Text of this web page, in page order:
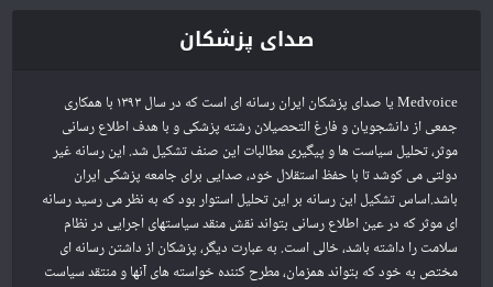
صدای پزشکان
Medvoice یا صدای پزشکان ایران رسانه ای است که در سال ۱۳۹۳ با همکاری
جمعی از دانشجویان و فارغ التحصیلان رشته پزشکی و با هدف اطلاع رسانی
موثر، تحلیل سیاست ها و پیگیری مطالبات این صنف تشکیل شد. این رسانه غیر
دولتی می کوشد تا با حفظ استقلال خود، صدایی برای جامعه پزشکی ایران
باشد.اساس تشکیل این رسانه بر این تحلیل استوار بود که به نظر می رسید رسانه
ای موثر که در عین اطلاع رسانی بتواند نقش منقد سیاستهای اجرایی در نظام
سلامت را داشته باشد، خالی است. به عبارت دیگر، پزشکان از داشتن رسانه ای
مختص به خود که بتواند همزمان، مطرح کننده خواسته های آنها و منتقد سیاست